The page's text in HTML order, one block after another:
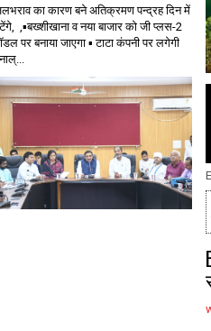
का कारण बने अतिक्रमण पन्द्रह दिन में
,▪️बख्शीखाना व नया बाजार को जी प्लस-2
पर बनाया जाएगा ▪️ टाटा कंपनी पर लगेगी